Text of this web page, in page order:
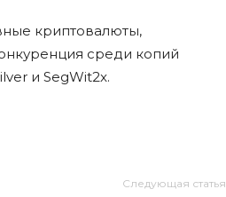
криптовалюты,
среди копий
и SegWit2x.
Следующая статья